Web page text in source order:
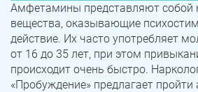
Амфетамины представляют собой
вещества, оказывающие
действие. Их часто употребляет
от 16 до 35 лет, при этом
происходит очень быстро.
«Пробуждение» предлагает